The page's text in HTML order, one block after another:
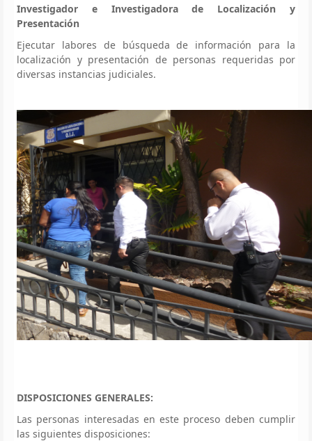
Investigador e Investigadora de Localización y
Presentación
Ejecutar labores de búsqueda de información para la
localización y presentación de personas requeridas por
diversas instancias judiciales.
DISPOSICIONES GENERALES:
Las personas interesadas en este proceso deben cumplir
las siguientes disposiciones: